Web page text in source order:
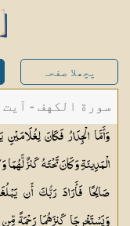
پچھلا صفحہ
سورة الكهف - آیت 82
وَأَمَّا الْجِدَارُ فَكَانَ لِغُلَامَيْنِ
الْمَدِينَةِ وَكَانَ تَحْتَهُ كَنزٌ لَّهُمَا
صَالِحًا فَأَرَادَ رَبُّكَ أَن
وَيَسْتَخْرِجَا كَنزَهُمَا رَحْمَةً